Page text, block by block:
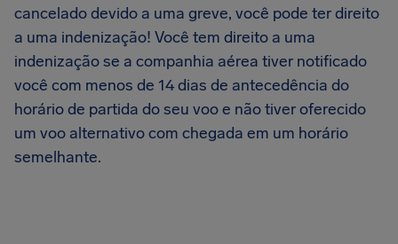
cancelado devido a uma greve, você pode ter direito
a uma indenização! Você tem direito a uma
indenização se a companhia aérea tiver notificado
você com menos de 14 dias de antecedência do
horário de partida do seu voo e não tiver oferecido
um voo alternativo com chegada em um horário
semelhante.